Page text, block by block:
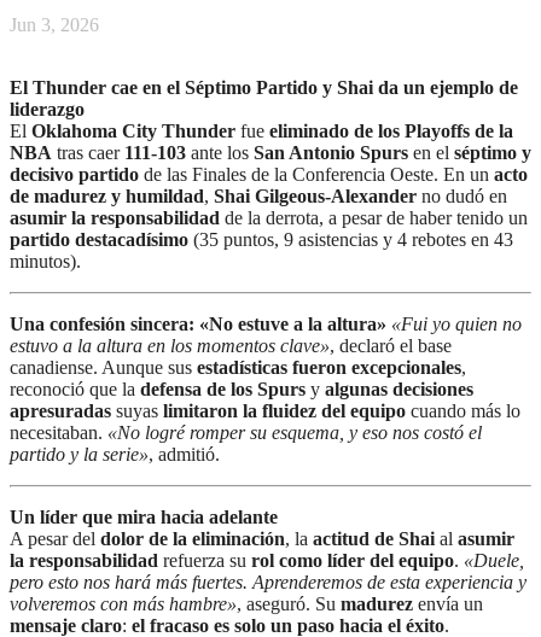
Jun 3, 2026
El Thunder cae en el Séptimo Partido y Shai da un ejemplo de
liderazgo
El Oklahoma City Thunder fue eliminado de los Playoffs de la
NBA tras caer 111-103 ante los San Antonio Spurs en el séptimo y
decisivo partido de las Finales de la Conferencia Oeste. En un acto
de madurez y humildad, Shai Gilgeous-Alexander no dudó en
asumir la responsabilidad de la derrota, a pesar de haber tenido un
partido destacadísimo (35 puntos, 9 asistencias y 4 rebotes en 43
minutos).
Una confesión sincera: «No estuve a la altura» «Fui yo quien no
estuvo a la altura en los momentos clave», declaró el base
canadiense. Aunque sus estadísticas fueron excepcionales,
reconoció que la defensa de los Spurs y algunas decisiones
apresuradas suyas limitaron la fluidez del equipo cuando más lo
necesitaban. «No logré romper su esquema, y eso nos costó el
partido y la serie», admitió.
Un líder que mira hacia adelante
A pesar del dolor de la eliminación, la actitud de Shai al asumir
la responsabilidad refuerza su rol como líder del equipo. «Duele,
pero esto nos hará más fuertes. Aprenderemos de esta experiencia y
volveremos con más hambre», aseguró. Su madurez envía un
mensaje claro: el fracaso es solo un paso hacia el éxito.